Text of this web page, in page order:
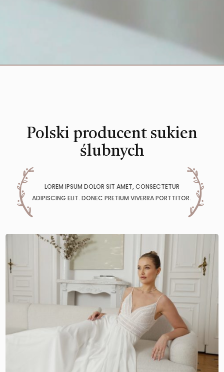
Polski producent sukien
ślubnych
LOREM IPSUM DOLOR SIT AMET, CONSECTETUR
ADIPISCING ELIT. DONEC PRETIUM VIVERRA PORTTITOR.